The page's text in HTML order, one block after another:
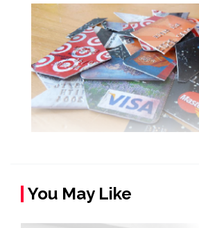
You May Like